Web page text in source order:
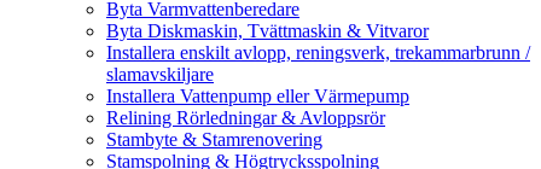
Byta Varmvattenberedare
Byta Diskmaskin, Tvättmaskin & Vitvaror
Installera enskilt avlopp, reningsverk, trekammarbrunn /
slamavskiljare
Installera Vattenpump eller Värmepump
Relining Rörledningar & Avloppsrör
Stambyte & Stamrenovering
Stamspolning & Högtrycksspolning